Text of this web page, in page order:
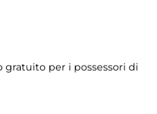
gratuito per i possessori di